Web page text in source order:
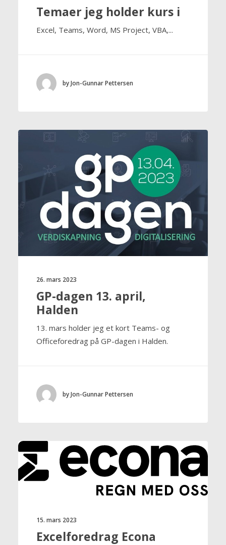
Temaer jeg holder kurs i
Excel, Teams, Word, MS Project, VBA,...
by Jon-Gunnar Pettersen
26. mars 2023
GP-dagen 13. april,
Halden
13. mars holder jeg et kort Teams- og
Officeforedrag på GP-dagen i Halden.
by Jon-Gunnar Pettersen
15. mars 2023
Excelforedrag Econa